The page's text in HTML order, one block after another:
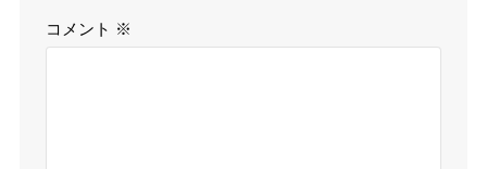
コメント ※